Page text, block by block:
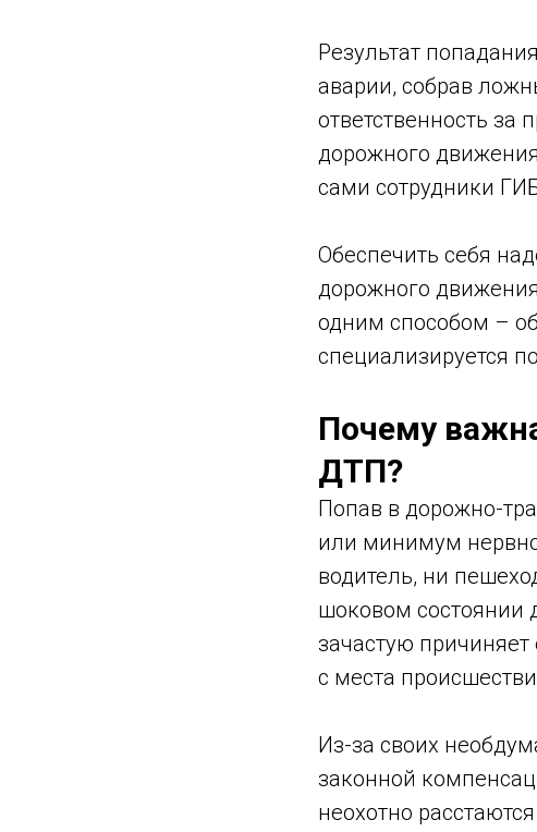
Результат
аварии, собрав
ответственность за
дорожного
сами сотрудники
Обеспечить себя
дорожного
одним способом –
специализируется
Почему
ДТП?
Попав в дорожно-
или минимум
водитель, ни
шоковом состоянии
зачастую
с места
Из-за своих
законной
неохотно